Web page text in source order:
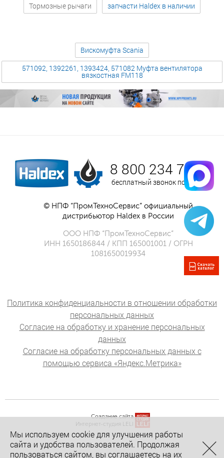
Тормозные рычаги
запчасти Haldex в наличии
Вискомуфта Scania
571092, 1392261, 1393424, 571082 Муфта вентилятора
вязкостная FM118
8 800 234 75 52
бесплатный звонок по России
© НПФ “ПромТехноСервис” официальный
дистрибьютор Haldex в России
ООО НПФ “ПромТехноСервис”
ИНН 1650186844 / КПП 165001001 / ОГРН
1081650019934
Политика конфиденциальности в отношении обработки
персональных данных
Согласие на обработку и хранение персональных
данных
Согласие на обработку персональных данных с
помощью сервиса «Яндекс.Метрика»
Создание сайта
Интернет-студия LELI
Мы используем cookie для улучшения работы
сайта и удобства пользователей. Продолжая
пользоваться сайтом, вы соглашаетесь на их